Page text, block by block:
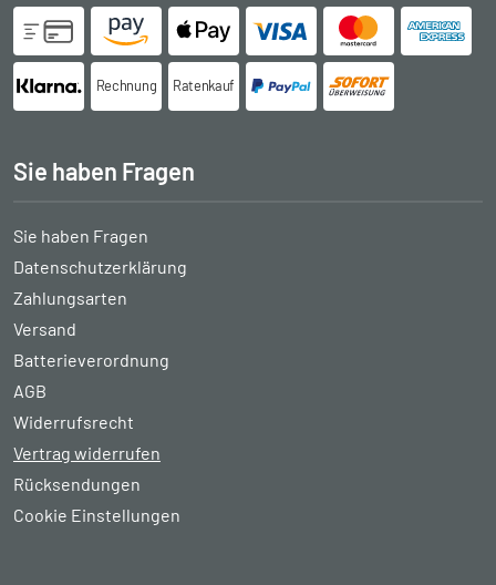
Rechnung Ratenkauf
Sie haben Fragen
Sie haben Fragen
Datenschutzerklärung
Zahlungsarten
Versand
Batterieverordnung
AGB
Widerrufsrecht
Vertrag widerrufen
Rücksendungen
Cookie Einstellungen